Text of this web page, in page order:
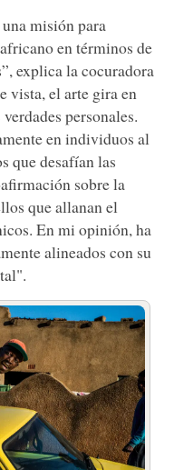
misión para
en términos de
explica la cocuradora
vista, el arte gira en
personales.
en individuos al
que desafían las
sobre la
que allanan el
En mi opinión, ha
alineados con su